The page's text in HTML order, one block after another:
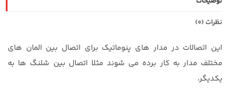
نظرات (0)
این اتصالات در مدار های پنوماتیک برای اتصال بین المان های
مختلف مدار به کار برده می شوند مثلا اتصال بین شلنگ ها به
یکدیگر،